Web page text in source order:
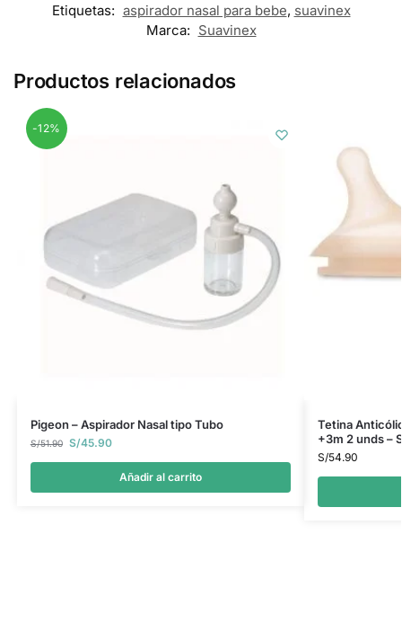
Etiquetas: aspirador nasal para bebe, suavinex
Marca: Suavinex
Productos relacionados
-12%
Pigeon – Aspirador Nasal tipo Tubo
S/51.90 S/45.90
Añadir al carrito
Tetina
+3m 2 unds –
S/54.90